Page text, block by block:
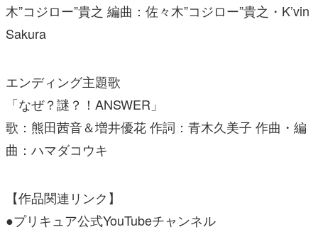
木”コジロー”貴之 編曲：佐々木”コジロー”貴之・K’vin
Sakura
エンディング主題歌
「なぜ？謎？！ANSWER」
歌：熊田茜音＆増井優花 作詞：青木久美子 作曲・編
曲：ハマダコウキ
【作品関連リンク】
●プリキュア公式YouTubeチャンネル